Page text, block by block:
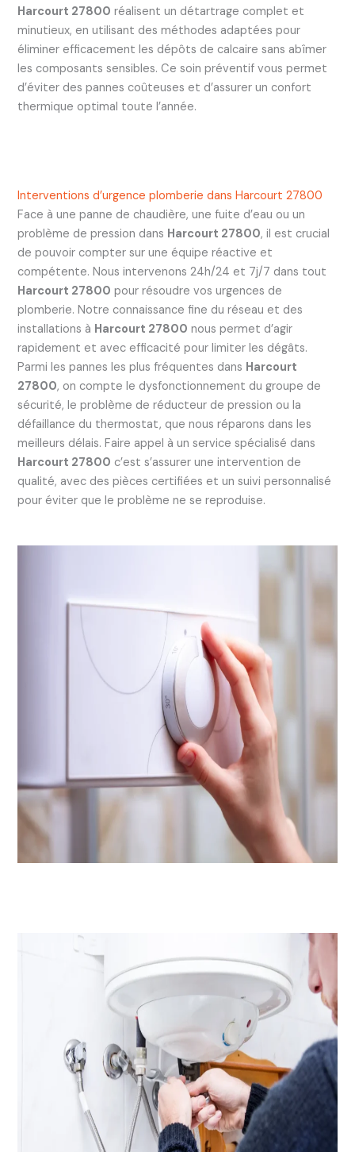
Harcourt 27800 réalisent un détartrage complet et
minutieux, en utilisant des méthodes adaptées pour
éliminer efficacement les dépôts de calcaire sans abîmer
les composants sensibles. Ce soin préventif vous permet
d’éviter des pannes coûteuses et d’assurer un confort
thermique optimal toute l’année.
Interventions d’urgence plomberie dans Harcourt 27800
Face à une panne de chaudière, une fuite d’eau ou un
problème de pression dans Harcourt 27800, il est crucial
de pouvoir compter sur une équipe réactive et
compétente. Nous intervenons 24h/24 et 7j/7 dans tout
Harcourt 27800 pour résoudre vos urgences de
plomberie. Notre connaissance fine du réseau et des
installations à Harcourt 27800 nous permet d’agir
rapidement et avec efficacité pour limiter les dégâts.
Parmi les pannes les plus fréquentes dans Harcourt
27800, on compte le dysfonctionnement du groupe de
sécurité, le problème de réducteur de pression ou la
défaillance du thermostat, que nous réparons dans les
meilleurs délais. Faire appel à un service spécialisé dans
Harcourt 27800 c’est s’assurer une intervention de
qualité, avec des pièces certifiées et un suivi personnalisé
pour éviter que le problème ne se reproduise.